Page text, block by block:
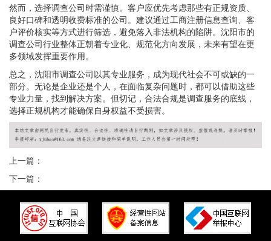
然而，选择调查公司时需谨慎。客户应优先考虑那些有正规资质、
良好口碑和透明收费标准的公司。建议通过工商注册信息查询、客
户评价核实等方式进行筛选，避免落入非法机构的陷阱。沈阳市的
调查公司行业整体正朝着专业化、规范化方向发展，未来有望在更
多领域发挥重要作用。
总之，沈阳市调查公司以其专业服务，成为现代社会不可或缺的一
部分。无论是企业还是个人，在面临复杂问题时，都可以借助这些
专业力量，找到解决方案。但切记，合法合规是调查服务的底线，
选择正规机构才能确保自身权益不受损害。
上一篇：
下一篇：